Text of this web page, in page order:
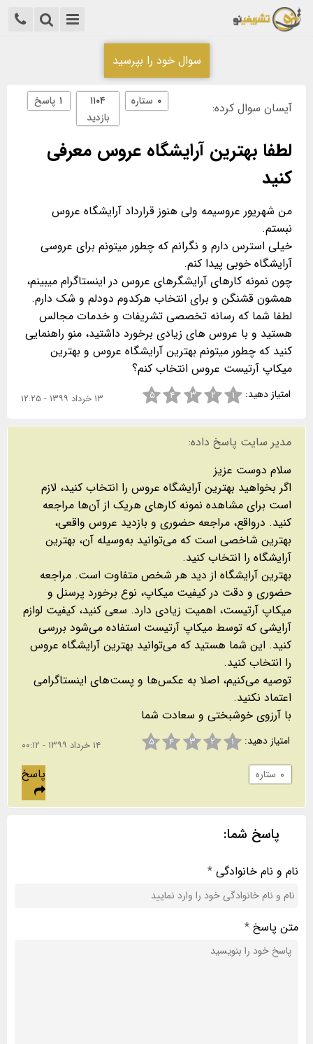
سوال خود را بپرسید
آیسان سوال کرده: ۱ پاسخ
۱۱۰۴
بازدید
۰ ستاره
لطفا بهترین آرایشگاه عروس معرفی
کنید
من شهریور عروسیمه ولی هنوز قرارداد آرایشگاه عروس
خیلی استرس دارم و نگرانم که چطور میتونم برای عروسی
چون نمونه کارهای آرایشگرهای عروس در اینستاگرام میبینم،
لطفا شما که رسانه تخصصی تشریفات و خدمات مجالس
هستید و با عروس های زیادی برخورد داشتید، منو راهنمایی
کنید که چطور میتونم بهترین آرایشگاه عروس و بهترین
میکاپ آرتیست عروس انتخاب کنم؟
امتیاز دهید: ۱ ۲ ۳ ۴ ۵ ۱۳ خرداد ۱۳۹۹ - ۱۲:۲۵
مدیر سایت پاسخ داده:
اگر بخواهید بهترین آرایشگاه عروس را انتخاب کنید، لازم
است برای مشاهده نمونه کارهای هریک از آن‌ها مراجعه
کنید. درواقع، مراجعه حضوری و بازدید عروس واقعی،
بهترین شاخصی است که می‌توانید به‌وسیله آن، بهترین
بهترین آرایشگاه از دید هر شخص متفاوت است. مراجعه
حضوری و دقت در کیفیت میکاپ، نوع برخورد پرسنل و
میکاپ آرتیست، اهمیت زیادی دارد. سعی کنید، کیفیت لوازم
آرایشی که توسط میکاپ آرتیست استفاده می‌شود بررسی
کنید. این شما هستید که می‌توانید بهترین آرایشگاه عروس
توصیه می‌کنیم، اصلا به عکس‌ها و پست‌های اینستاگرامی
با آرزوی خوشبختی و سعادت شما
امتیاز دهید: ۱ ۲ ۳ ۴ ۵ ۱۴ خرداد ۱۳۹۹ - ۰۰:۱۲
۰ ستاره پاسخ
پاسخ شما:
نام و نام خانوادگی *
متن پاسخ *